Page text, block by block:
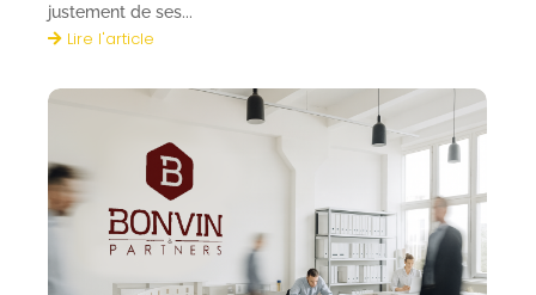
justement de ses...
Lire l'article